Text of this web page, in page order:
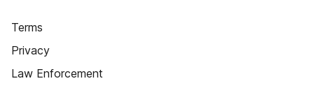
Terms
Privacy
Law Enforcement